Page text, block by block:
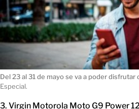
Del 23 al 31 de mayo se va a poder disfrutar
Especial.
3. Virgin Motorola Moto G9 Power